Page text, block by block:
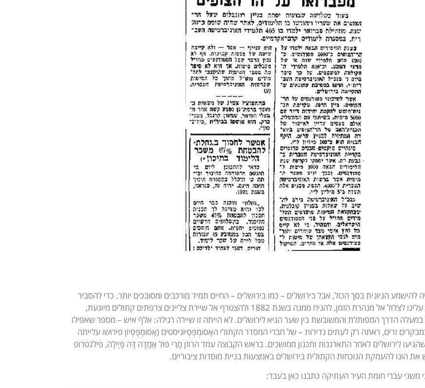
להישמע הגיונית בסך הכול, אבל בירושלים – כמו בירושלים – החיים תמיד מורכבים ומסובכים יותר. כדי להסביר
את הגרסה האחרת עלינו לצלול אל מנהרת הזמן, להגיח ממנה בשנת 1882 ולהצטרף אל שיירת צליינים צרפתים קתולים מיוגעת,
הדרך המפותלת והמשובשת בין שער הגיא לירושלים. לא הייתה זו שיירה רגילה: אלף איש – מספר שאפילו
זרים, ראתה רק לעתים נדירות – של חברי המסדר הקתולי האָסומְפְּסְיוֹניסטים (אָסומְפְּסְיוֹן פירושו עלייתה
לירושלים לאחר התארגנות ותכנון ממושכים. בראש הקבוצה עמד הרוזן מָרִי פּוֹל אָמָדֶה דֶּה פְּיֶילָה, פילנטרופ
הונו להעמקת הנוכחות הקתולית בירושלים באמצעות בניית מוסדות ציבוריים.
עברי חומת העיר העתיקה כתבנו כאן בעבר: